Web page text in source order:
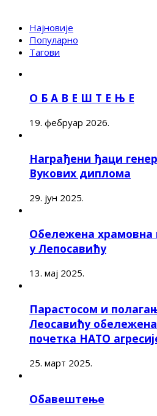
Најновије
Популарно
Тагови
О Б А В Е Ш Т Е Њ Е
19. фебруар 2026.
Награђени ђаци
Вукових диплома
29. јун 2025.
Обележена храмовна
у Лепосавићу
13. мај 2025.
Парастосом и
Леосавићу
почетка НАТО
25. март 2025.
Обавештење